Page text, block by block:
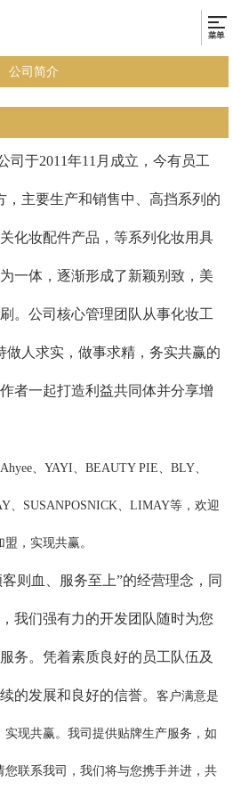
公司简介
司 于2011年11月成立，今有员工
，主要生产和销售中、高挡系列的
化妆配件产品， 等系列化妆用具
一体，逐渐形成了新颖别致，美
。 公司核心管理团队从事化妆工
做人求实，做事求精，务实共赢的
者一起打造利益共同体并分享增
Ahyee、YAYI、BEAUTY PIE、BLY、
、SUSANPOSNICK、LIMAY等，欢迎
，实现共赢。
则血、服务至上”的经营理念，同
我们强有力的开发团队随时为您
务。凭着素质良好的员工队伍及
的发展和良好的信誉。 客户满意是
现共赢。 我司提供贴牌生产服务，如
您联系我司，我们将与您携手并进，共